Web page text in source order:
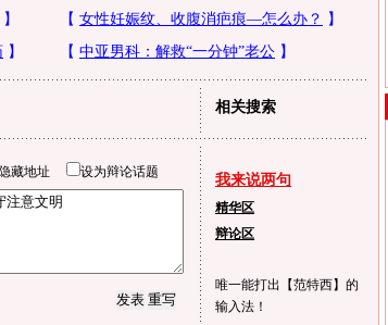
相关搜索
藏地址 设为辩论话题 我来说两句
精华区
辩论区
唯一能打出【范特西】的
输入法！